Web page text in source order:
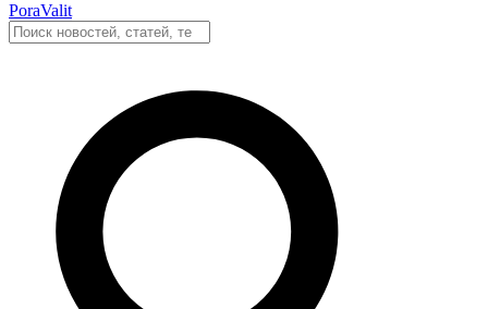
PoraValit